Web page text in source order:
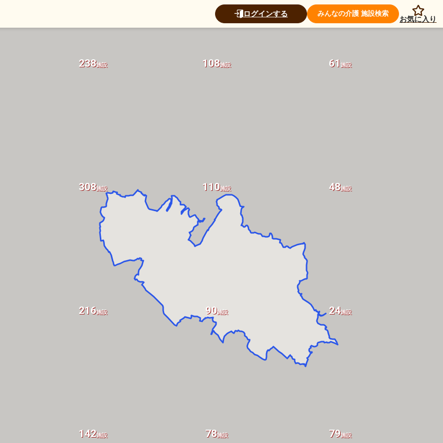
ログインする みんなの介護 施設検索
お気に入り
142施設 78施設 79施設
216施設 90施設 24施設
308施設 110施設 48施設
238施設 108施設 61 施設